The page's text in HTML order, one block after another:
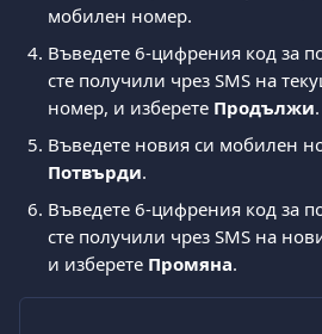
мобилен номер.
Въведете 6-цифрения код за
сте получили чрез SMS на
номер, и изберете Продължи.
Въведете новия си мобилен
Потвърди.
Въведете 6-цифрения код за
сте получили чрез SMS на
и изберете Промяна.